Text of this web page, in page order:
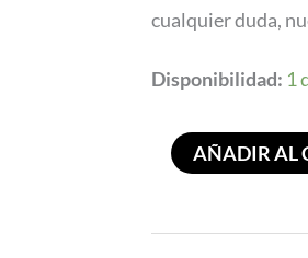
cualquier duda,
Disponibilidad: 1
AÑADIR AL